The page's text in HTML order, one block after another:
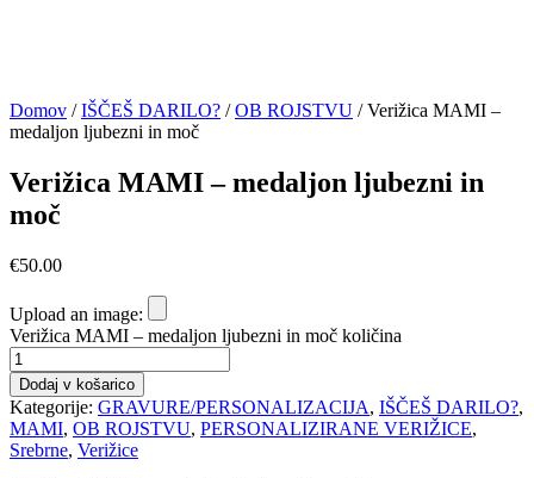
Domov /IŠČEŠ DARILO? /OB ROJSTVU / Verižica MAMI –
medaljon ljubezni in moč
Verižica MAMI – medaljon ljubezni in
moč
€50.00
Upload an image:
Verižica MAMI – medaljon ljubezni in moč količina
Dodaj v košarico
Kategorije: GRAVURE/PERSONALIZACIJA, IŠČEŠ DARILO?,
MAMI, OB ROJSTVU, PERSONALIZIRANE VERIŽICE,
Srebrne, Verižice